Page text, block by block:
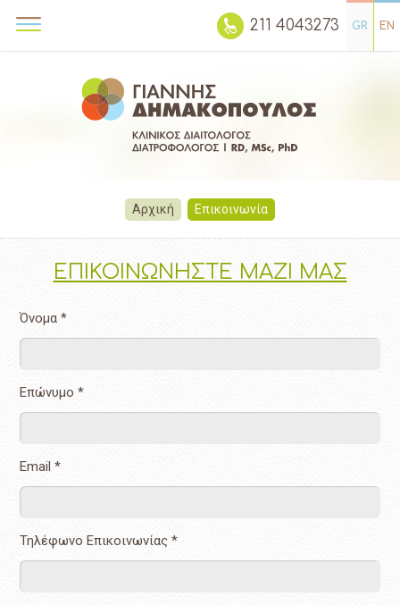
GR EN
211 4043273
Αρχική Επικοινωνία
ΕΠΙΚΟΙΝΩΝΗΣΤΕ ΜΑΖΙ ΜΑΣ
Όνομα *
Επώνυμο *
Email *
Τηλέφωνο Επικοινωνίας *